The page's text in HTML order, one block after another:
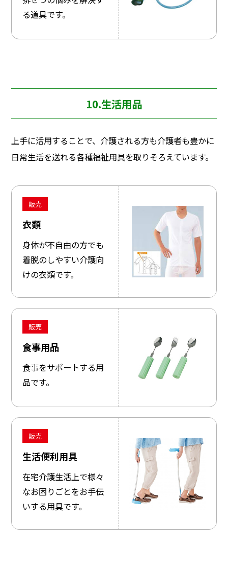
る道具です。
10.生活用品
上手に活用することで、介護される方も介護者も豊かに
日常生活を送れる各種福祉用具を取りそろえています。
販売
衣類
身体が不自由の方でも
着脱のしやすい介護向
けの衣類です。
販売
食事用品
食事をサポートする用
品です。
販売
生活便利用具
在宅介護生活上で様々
なお困りごとをお手伝
いする用具です。